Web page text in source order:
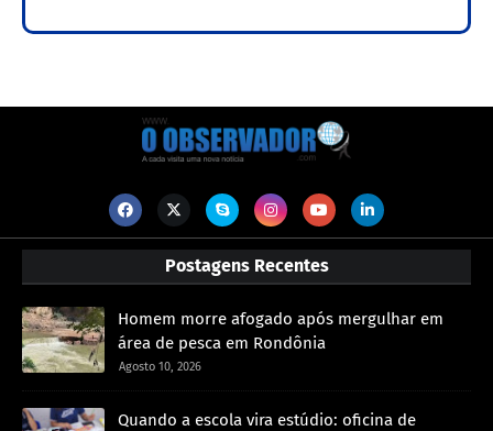
Postagens Recentes
Homem morre afogado após mergulhar em
área de pesca em Rondônia
Agosto 10, 2026
Quando a escola vira estúdio: oficina de